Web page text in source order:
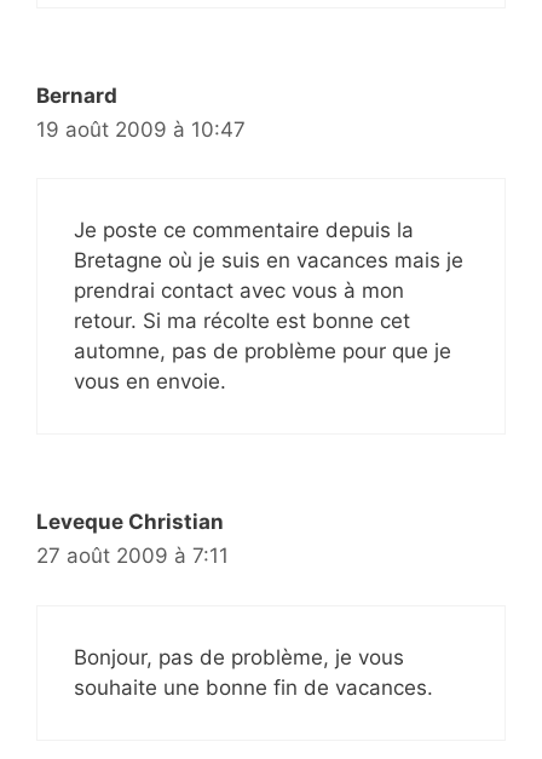
Bernard
19 août 2009 à 10:47
Je poste ce commentaire depuis la
Bretagne où je suis en vacances mais je
prendrai contact avec vous à mon
retour. Si ma récolte est bonne cet
automne, pas de problème pour que je
vous en envoie.
Leveque Christian
27 août 2009 à 7:11
Bonjour, pas de problème, je vous
souhaite une bonne fin de vacances.